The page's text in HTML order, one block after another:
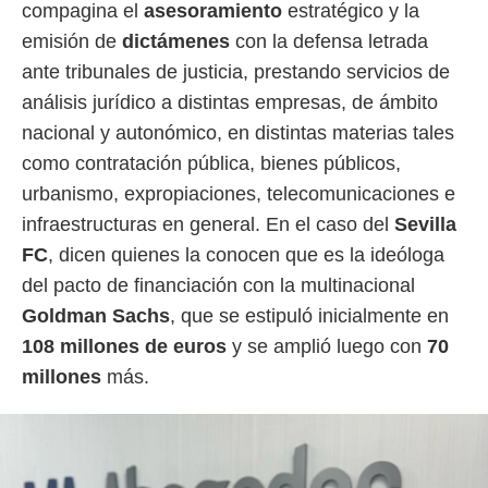
utilizar
crear un
contenido
medir el
de la
el
de
a través
de
de
compagina el asesoramiento estratégico y la
emisión de dictámenes con la defensa letrada
ante tribunales de justicia, prestando servicios de
análisis jurídico a distintas empresas, de ámbito
nacional y autonómico, en distintas materias tales
como contratación pública, bienes públicos,
urbanismo, expropiaciones, telecomunicaciones e
infraestructuras en general. En el caso del Sevilla
FC, dicen quienes la conocen que es la ideóloga
del pacto de financiación con la multinacional
Goldman Sachs, que se estipuló inicialmente en
108 millones de euros y se amplió luego con 70
millones más.